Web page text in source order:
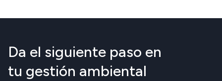
Da el siguiente paso en
tu gestión ambiental